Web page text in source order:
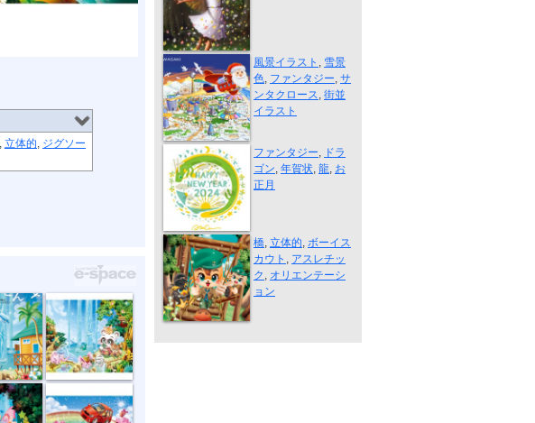
, 立体的, ジグソー
コンペ用イラ...
春の虹
サンタ飛行機...
風景イラスト , 雪景
色, ファンタジー, サ
ンタクロース, 街並
イラスト
New Year Car...
ファンタジー, ドラ
ゴン, 年賀状, 龍, お
正月
ボーイスカウ...
橋, 立体的, ボーイス
カウト , アスレチッ
ク , オリエンテーシ
ョン